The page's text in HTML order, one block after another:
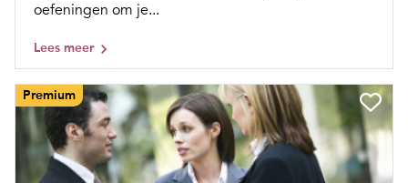
oefeningen om je...
Lees meer
Premium